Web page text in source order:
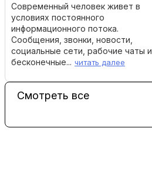
Смотреть все
Современный человек живет в
условиях постоянного
информационного потока.
Сообщения, звонки, новости,
социальные сети, рабочие чаты и
бесконечные... читать далее